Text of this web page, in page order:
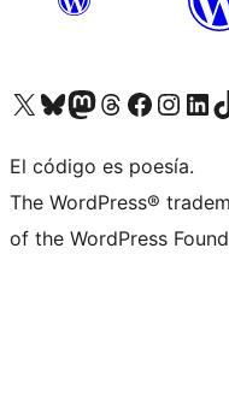
Visita nuestra cuenta de X (anteriormente Twitter)
Visita nuestra cuenta de Bluesky
Visita nuestra cuenta de Mastodon
Visita nuestra cuenta de Threads
Visita nuestra página de
Visita nuestra
Visita
El código es poesía.
The WordPress®
of the WordPress